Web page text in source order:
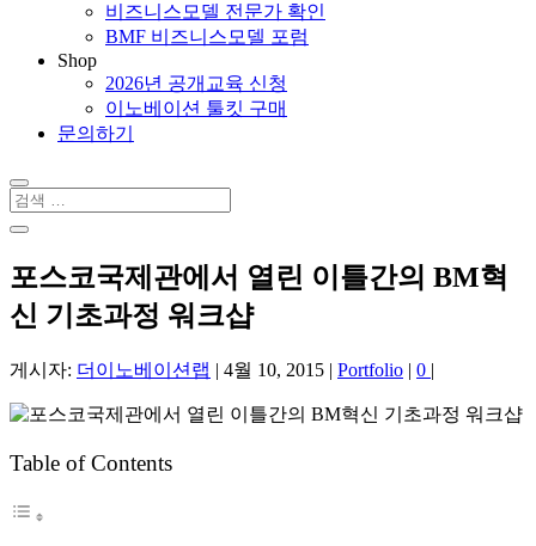
비즈니스모델 전문가 확인
BMF 비즈니스모델 포럼
Shop
2026년 공개교육 신청
이노베이션 툴킷 구매
문의하기
포스코국제관에서 열린 이틀간의 BM혁
신 기초과정 워크샵
게시자: 더이노베이션랩 | 4월 10, 2015 | Portfolio | 0 |
Table of Contents